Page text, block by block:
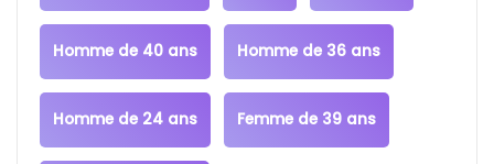
Homme de 40 ans Homme de 36 ans
Homme de 24 ans Femme de 39 ans